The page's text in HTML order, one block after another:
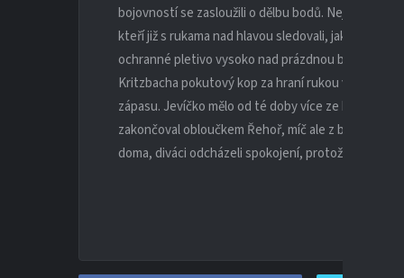
bojovností se zasloužili o dělbu bodů. Nejprve
kteří již s rukama nad hlavou sledovali, jak zatáhl
ochranné pletivo vysoko nad prázdnou brankou.
Kritzbacha pokutový kop za hraní rukou v
zápasu. Jevíčko mělo od té doby více ze hry. Do
zakončoval obloučkem Řehoř, míč ale z brankové
doma, diváci odcházeli spokojení, protože viděli